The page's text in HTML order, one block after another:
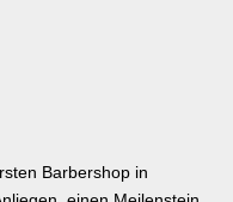
Barbershop in